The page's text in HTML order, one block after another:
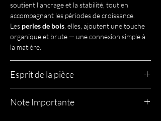
soutient l’ancrage et la stabilité, tout en
accompagnant les périodes de croissance.
Les perles de bois , elles, ajoutent une touche
organique et brute — une connexion simple à
la matière.
Esprit de la pièce
William, c’est un bracelet sans flafla.
Note Importante